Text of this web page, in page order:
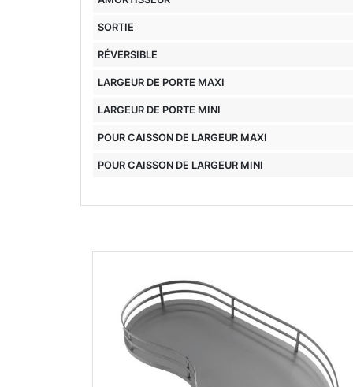
SORTIE
RÉVERSIBLE
LARGEUR DE PORTE MAXI
LARGEUR DE PORTE MINI
POUR CAISSON DE LARGEUR MAXI
POUR CAISSON DE LARGEUR MINI